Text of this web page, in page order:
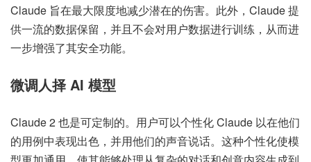
Claude 旨在最大限度地减少潜在的伤害。此外，Claude 提
供一流的数据保留，并且不会对用户数据进行训练，从而进
一步增强了其安全功能。
微调人择 AI 模型
Claude 2 也是可定制的。用户可以个性化 Claude 以在他们
的用例中表现出色，并用他们的声音说话。这种个性化使模